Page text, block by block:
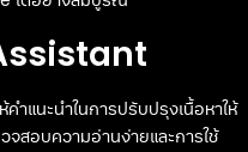
คำแนะนำในการปรับปรุงเนื้อหาให้
จสอบความอ่านง่ายและการใช้